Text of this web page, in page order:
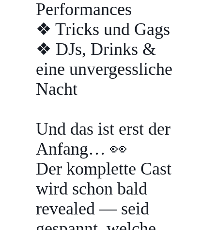
Performances
❖ Tricks und Gags
❖ DJs, Drinks &
eine unvergessliche
Nacht
Und das ist erst der
Anfang… 👀
Der komplette Cast
wird schon bald
revealed — seid